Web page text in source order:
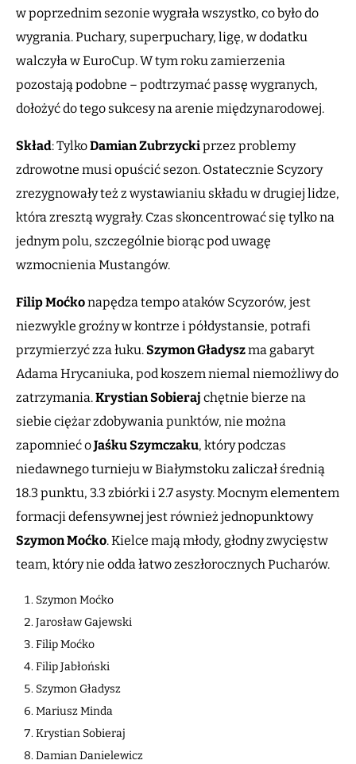
w poprzednim sezonie wygrała wszystko, co było do
wygrania. Puchary, superpuchary, ligę, w dodatku
walczyła w EuroCup. W tym roku zamierzenia
pozostają podobne – podtrzymać passę wygranych,
dołożyć do tego sukcesy na arenie międzynarodowej.
Skład: TylkoDamian Zubrzyckiprzez problemy
zdrowotne musi opuścić sezon. Ostatecznie Scyzory
zrezygnowały też z wystawianiu składu w drugiej lidze,
która zresztą wygrały. Czas skoncentrować się tylko na
jednym polu, szczególnie biorąc pod uwagę
wzmocnienia Mustangów.
Filip Moćkonapędza tempo ataków Scyzorów, jest
niezwykle groźny w kontrze i półdystansie, potrafi
przymierzyć zza łuku. Szymon Gładyszma gabaryt
Adama Hrycaniuka, pod koszem niemal niemożliwy do
zatrzymania.Krystian Sobieraj chętnie bierze na
siebie ciężar zdobywania punktów, nie można
zapomnieć oJaśku Szymczaku, który podczas
niedawnego turnieju w Białymstoku zaliczał średnią
18.3 punktu, 3.3 zbiórki i 2.7 asysty. Mocnym elementem
formacji defensywnej jest również jednopunktowy
Szymon Moćko. Kielce mają młody, głodny zwycięstw
team, który nie odda łatwo zeszłorocznych Pucharów.
Szymon Moćko
Jarosław Gajewski
Filip Moćko
Filip Jabłoński
Szymon Gładysz
Mariusz Minda
Krystian Sobieraj
Damian Danielewicz